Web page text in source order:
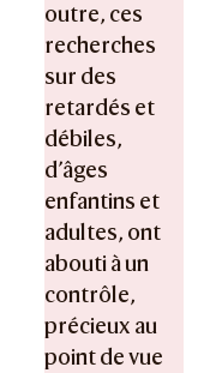
outre, ces
recherches
sur des
retardés et
débiles,
d’âges
enfantins et
adultes, ont
abouti à un
contrôle,
précieux au
point de vue